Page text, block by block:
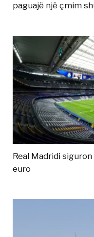
paguajë një çmim
Real Madridi
euro